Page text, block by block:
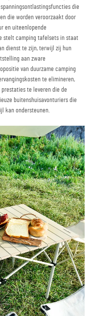
die
die worden veroorzaakt door
en uiteenlopende
stelt camping tafelsets in staat
dienst te zijn, terwijl zij hun
aan zware
van duurzame camping
te elimineren,
te leveren die de
buitenshuisavonturiers die
kan ondersteunen.